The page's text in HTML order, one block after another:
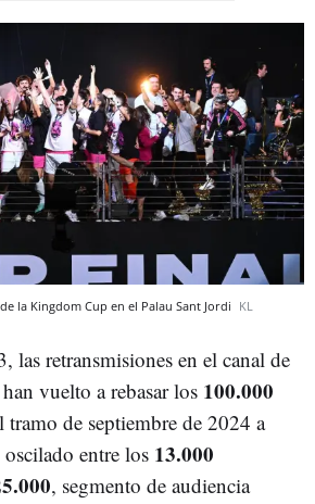
la Kingdom Cup en el Palau Sant Jordi KL
las retransmisiones en el canal de
vuelto a rebasar los 100.000
tramo de septiembre de 2024 a
entre los 13.000
, segmento de audiencia